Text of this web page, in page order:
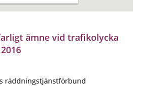
ämne vid trafikolycka
räddningstjänstförbund